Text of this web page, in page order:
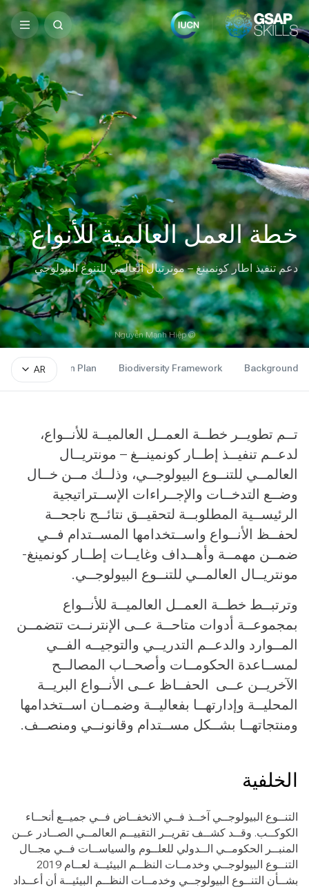
Skip
to
content
Search
for:
خطة العمل العالمية للأنواع
دعم تنفيذ اطار كونمينغ – مونرتيال العالمي للتنوع البيولوجي
© Nguyễn Mạnh Hiệp
Background
Biodiversity Framework
Action Plan
IUCN AR
تــم تطويــر خطــة العمــل العالميــة للأنــواع،
لدعــم تنفيــذ إطــار كونمينــغ – مونتريــال
العالمــي للتنــوع البيولوجــي، وذلــك مــن خــال
وضــع التدخــات والإجــراءات الإســتراتيجية
الرئيســية المطلوبــة لتحقيــق نتائــج ناجحــة
لحفــظ الأنــواع واســتخدامها المســتدام فــي
ضمــن مهمــة وأهــداف وغايــات إطــار كونمينغ-
مونتريــال العالمــي للتنــوع البيولوجــي.
وترتبــط خطــة العمــل العالميــة للأنــواع
بمجموعــة أدوات متاحــة عــى الإنترنــت تتضمــن
المــوارد والدعــم التدريــي والتوجيــه الفــي
لمســاعدة الحكومــات وأصحــاب المصالــح
الآخريــن عــى الحفــاظ عــى الأنــواع البريــة
المحليــة وإدارتهــا بفعاليــة وضمــان اســتخدامها
ومنتجاتهــا بشــكل مســتدام وقانونــي ومنصــف.
الخلفية
التنــوع البيولوجــي آخــذ فــي الانخفــاض فــي جميــع أنحــاء
الكوكــب. وقــد كشــف تقريــر التقييــم العالمــي الصــادر عــن
المنبــر الحكومــي الــدولي للعلــوم والسياســات فــي مجــال
التنــوع البيولوجــي وخدمــات النظــم البيئيــة لعــام 2019
بشــأن التنــوع البيولوجــي وخدمــات النظــم البيئيــة أن أعــداد